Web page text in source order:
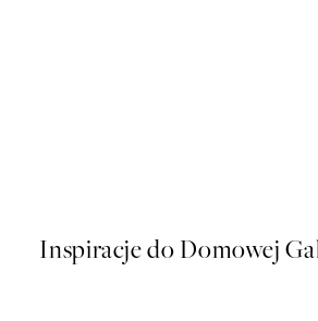
Inspiracje do Domowej